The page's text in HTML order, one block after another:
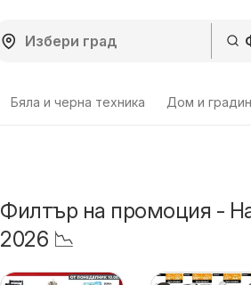
Бяла и черна техника Дом и
Филтър на промоция -
2026 📉